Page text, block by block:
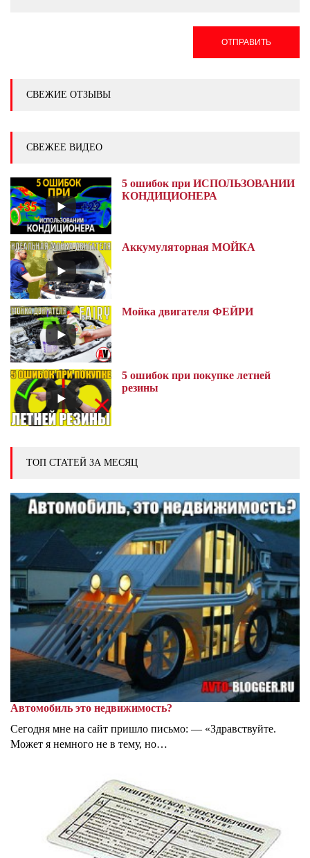
ОТПРАВИТЬ
СВЕЖИЕ ОТЗЫВЫ
СВЕЖЕЕ ВИДЕО
5 ошибок при ИСПОЛЬЗОВАНИИ
КОНДИЦИОНЕРА
Аккумуляторная МОЙКА
Мойка двигателя ФЕЙРИ
5 ошибок при покупке летней
резины
ТОП СТАТЕЙ ЗА МЕСЯЦ
Автомобиль это недвижимость?
Сегодня мне на сайт пришло письмо: — «Здравствуйте.
Может я немного не в тему, но…